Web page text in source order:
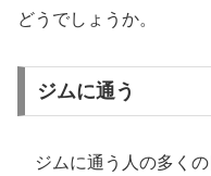
どうでしょうか。
ジムに通う
ジムに通う人の多くの